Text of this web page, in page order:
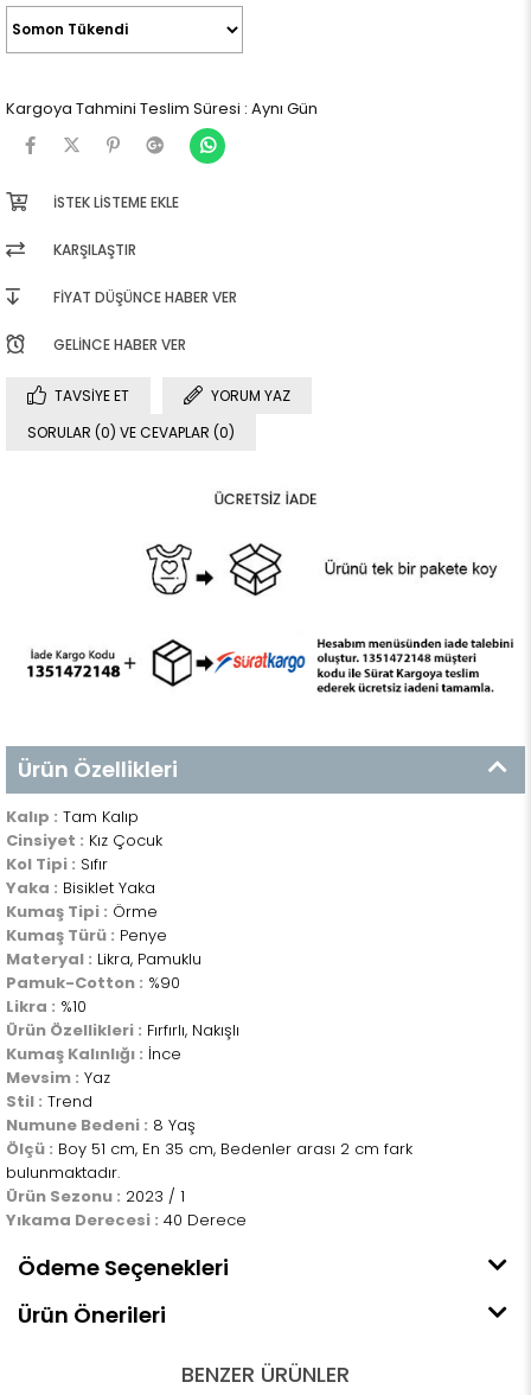
Kargoya Tahmini Teslim Süresi : Aynı Gün
İSTEK LISTEME EKLE
KARŞILAŞTIR
FIYAT DÜŞÜNCE HABER VER
GELINCE HABER VER
TAVSIYE ET
YORUM YAZ
SORULAR (0) VE CEVAPLAR (0)
Ürün Özellikleri
Kalıp : Tam Kalıp
Cinsiyet : Kız Çocuk
Kol Tipi : Sıfır
Yaka : Bisiklet Yaka
Kumaş Tipi : Örme
Kumaş Türü : Penye
Materyal : Likra, Pamuklu
Pamuk-Cotton : %90
Likra : %10
Ürün Özellikleri : Fırfırlı, Nakışlı
Kumaş Kalınlığı : İnce
Mevsim : Yaz
Stil : Trend
Numune Bedeni : 8 Yaş
Ölçü : Boy 51 cm, En 35 cm, Bedenler arası 2 cm fark
bulunmaktadır.
Ürün Sezonu : 2023 / 1
Yıkama Derecesi : 40 Derece
Ödeme Seçenekleri
Ürün Önerileri
BENZER ÜRÜNLER